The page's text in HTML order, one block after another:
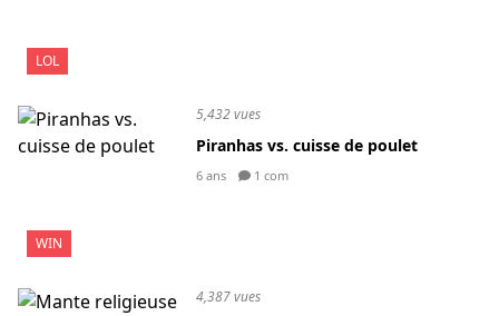
LOL
WIN
5,432 vues
Piranhas vs. cuisse de poulet
6 ans 1 com
4,387 vues